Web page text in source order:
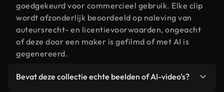
goedgekeurd voor commercieel gebruik. Elke clip
wordt afzonderlijk beoordeeld op naleving van
auteursrecht- en licentievoorwaarden, ongeacht
of deze door een maker is gefilmd of met AI is
gegenereerd.
Bevat deze collectie echte beelden of AI-video's?